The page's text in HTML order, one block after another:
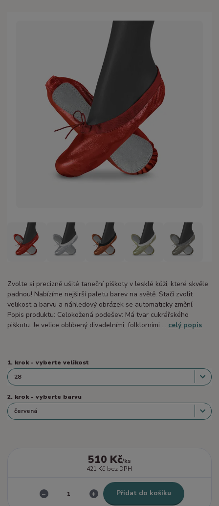
Zvolte si precizně ušité taneční piškoty v lesklé kůži, které skvěle
padnou! Nabízíme nejširší paletu barev na světě. Stačí zvolit
velikost a barvu a náhledový obrázek se automaticky změní.
Popis produktu: Celokožená podešev: Má tvar cukrářského
piškotu. Je velice oblíbený divadelními, folklorními ... celý popis
1. krok - vyberte velikost
2. krok - vyberte barvu
510 Kč/ks
421 Kč bez DPH
Přidat do košíku